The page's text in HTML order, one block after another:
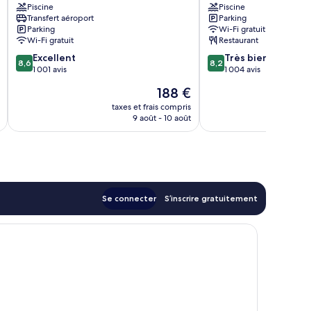
Piscine
Transfert aéroport
Parking
Wi-Fi gratuit
8.6
sur
8,6 Excellent
1 001 avis
Le
nouveau
prix
188 €
taxes et frais compris
9 août - 10 août
Piscine
Parking
Wi-Fi gratuit
Restaurant
8.2
sur
8,2 Très bien
1 004 avis
Se connecter S’inscrire gratuitement